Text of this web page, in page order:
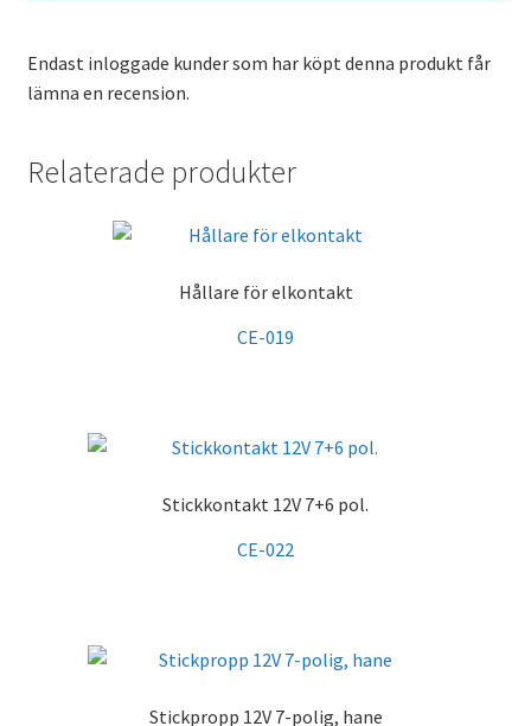
Endast inloggade kunder som har köpt denna produkt får
lämna en recension.
Relaterade produkter
Hållare för elkontakt
CE-019
Stickkontakt 12V 7+6 pol.
CE-022
Stickpropp 12V 7-polig, hane